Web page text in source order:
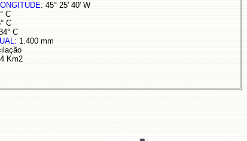
: 45° 25' 40' W
C
C
C
1.400 mm
Km2